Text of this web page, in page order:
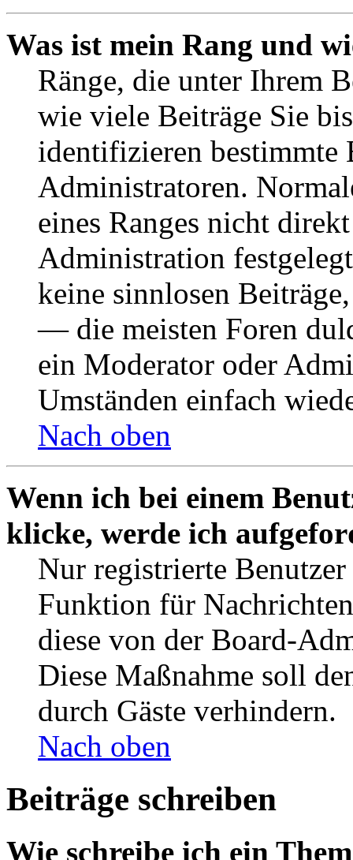
Was ist mein Rang und
Ränge, die unter Ihrem
wie viele Beiträge Sie
identifizieren bestimmte
Administratoren.
eines Ranges nicht
Administration
keine sinnlosen
— die meisten Foren
ein Moderator oder
Umständen einfach
Nach oben
Wenn ich bei einem
klicke, werde ich
Nur registrierte
Funktion für
diese von der Board-
Diese Maßnahme soll
durch Gäste verhindern.
Nach oben
Beiträge schreiben
Wie schreibe ich ein